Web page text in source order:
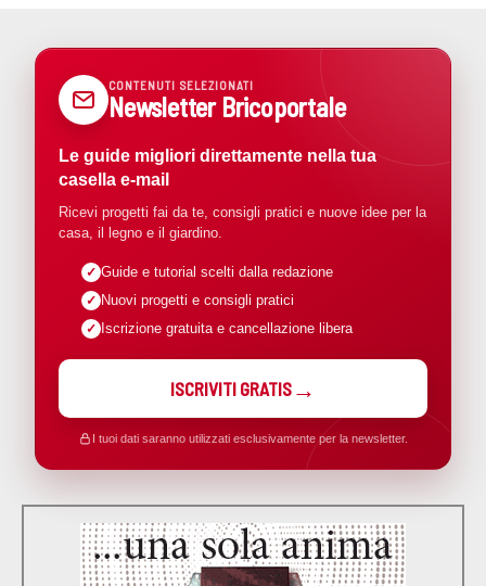
CONTENUTI SELEZIONATI
Newsletter Bricoportale
Le guide migliori direttamente nella tua
casella e-mail
Ricevi progetti fai da te, consigli pratici e nuove idee per la
casa, il legno e il giardino.
Guide e tutorial scelti dalla redazione
Nuovi progetti e consigli pratici
Iscrizione gratuita e cancellazione libera
ISCRIVITI GRATIS
I tuoi dati saranno utilizzati esclusivamente per la newsletter.